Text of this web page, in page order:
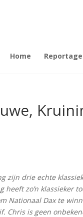
Home
zijn drie echte
heeft zo’n klassieker
Nationaal Dax te
Chris is geen